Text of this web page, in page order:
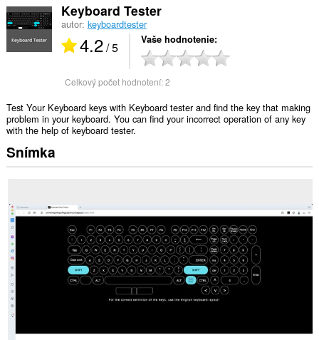
Keyboard Tester
autor: keyboardtester
4.2/ 5 Vaše hodnotenie
Celkový počet hodnotení:2
Test Your Keyboard keys with Keyboard tester and find the key that making
problem in your keyboard. You can find your incorrect operation of any key
with the help of keyboard tester.
Snímka